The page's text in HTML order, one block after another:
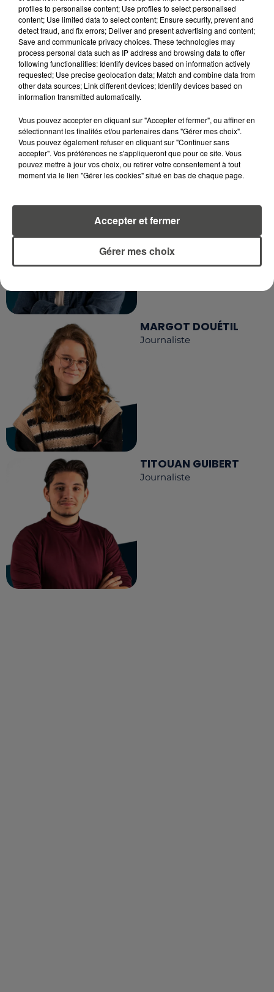
RETROUVEZ TOUTE L'ACTU DE LA RÉGION ET
RECEVEZ LES ALERTES INFOS DE LA RÉDACTION
EN TÉLÉCHARGEANT L'APPLICATION MOBILE
RCA
LA RÉDACTION
RCA
Voir toute l'équipe RCA
Journaliste
MARGOT DOUÉTIL
Journaliste
TITOUAN GUIBERT
Journaliste
profiles to personalise content; Use profiles to select personalised
content; Use limited data to select content; Ensure security, prevent and
detect fraud, and fix errors; Deliver and present advertising and content;
Save and communicate privacy choices. These technologies may
process personal data such as IP address and browsing data to offer
following functionalities: Identify devices based on information actively
requested; Use precise geolocation data; Match and combine data from
other data sources; Link different devices; Identify devices based on
information transmitted automatically.
Vous pouvez accepter en cliquant sur "Accepter et fermer", ou affiner en
sélectionnant les finalités et/ou partenaires dans "Gérer mes choix".
Vous pouvez également refuser en cliquant sur "Continuer sans
accepter". Vos préférences ne s'appliqueront que pour ce site. Vous
pouvez mettre à jour vos choix, ou retirer votre consentement à tout
moment via le lien "Gérer les cookies" situé en bas de chaque page.
Gérer mes choix
Accepter et fermer